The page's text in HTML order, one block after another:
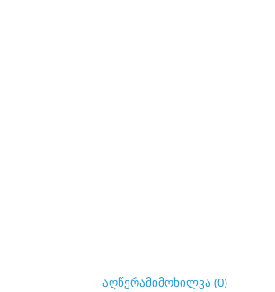
აღწერამიმოხილვა (0)